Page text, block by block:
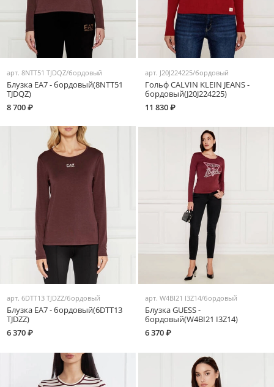
арт.8NTT51 TJDQZ/бордовый
Блузка EA7 - бордовый(8NTT51
TJDQZ)
8 700 ₽
арт. J20J224225/бордовый
Гольф CALVIN KLEIN JEANS -
бордовый(J20J224225)
11 830 ₽
арт.6DTT13 TJDZZ/бордовый
Блузка EA7 - бордовый(6DTT13
TJDZZ)
6 370 ₽
арт. W4BI21 I3Z14/бордовый
Блузка GUESS -
бордовый(W4BI21 I3Z14)
6 370 ₽